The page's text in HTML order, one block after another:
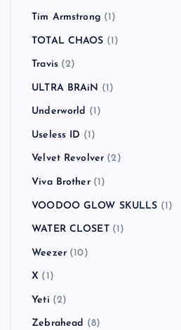
Tim Armstrong (1)
TOTAL CHAOS (1)
Travis(2)
ULTRA BRAiN (1)
Underworld (1)
Useless ID (1)
Velvet Revolver (2)
Viva Brother(1)
VOODOO GLOW SKULLS (1)
WATER CLOSET(1)
Weezer(10)
X (1)
Yeti (2)
Zebrahead (8)